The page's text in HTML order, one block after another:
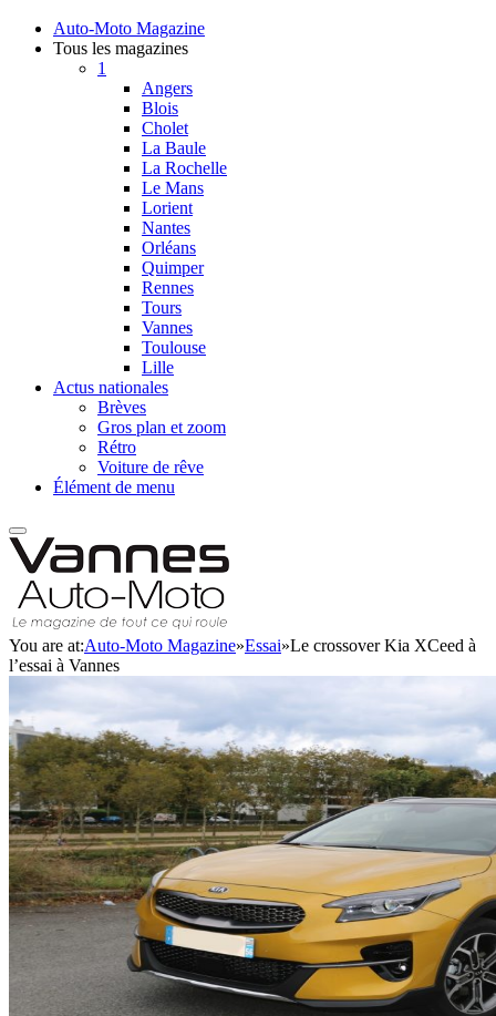
Auto-Moto Magazine
Tous les magazines
1
Angers
Blois
Cholet
La Baule
La Rochelle
Le Mans
Lorient
Nantes
Orléans
Quimper
Rennes
Tours
Vannes
Toulouse
Lille
Actus nationales
Brèves
Gros plan et zoom
Rétro
Voiture de rêve
Élément de menu
You are at:Auto-Moto Magazine»Essai»Le crossover Kia XCeed à
l’essai à Vannes